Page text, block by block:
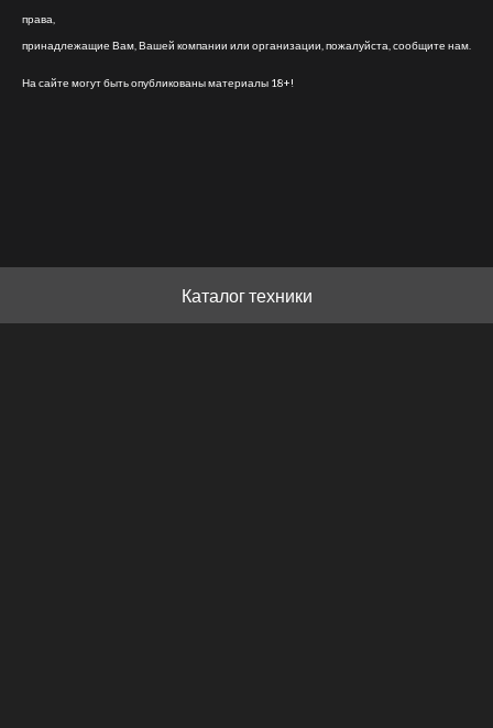
права,
принадлежащие Вам, Вашей компании или организации, пожалуйста, сообщите нам.
На сайте могут быть опубликованы материалы 18+!
Каталог техники